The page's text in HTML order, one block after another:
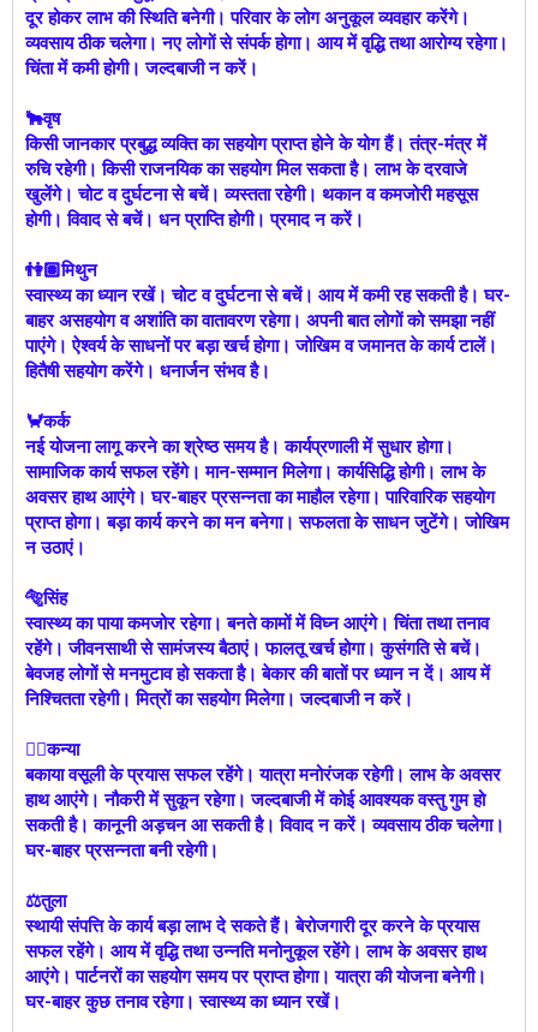
दूर होकर लाभ की स्थिति बनेगी। परिवार के लोग अनुकूल व्यवहार करेंगे।
व्यवसाय ठीक चलेगा। नए लोगों से संपर्क होगा। आय में वृद्धि तथा आरोग्य रहेगा।
चिंता में कमी होगी। जल्दबाजी न करें।
🐂वृष
किसी जानकार प्रबुद्ध व्यक्ति का सहयोग प्राप्त होने के योग हैं। तंत्र-मंत्र में
रुचि रहेगी। किसी राजनयिक का सहयोग मिल सकता है। लाभ के दरवाजे
खुलेंगे। चोट व दुर्घटना से बचें। व्यस्तता रहेगी। थकान व कमजोरी महसूस
होगी। विवाद से बचें। धन प्राप्ति होगी। प्रमाद न करें।
👫🏽मिथुन
स्वास्थ्य का ध्यान रखें। चोट व दुर्घटना से बचें। आय में कमी रह सकती है। घर-
बाहर असहयोग व अशांति का वातावरण रहेगा। अपनी बात लोगों को समझा नहीं
पाएंगे। ऐश्वर्य के साधनों पर बड़ा खर्च होगा। जोखिम व जमानत के कार्य टालें।
हितैषी सहयोग करेंगे। धनार्जन संभव है।
🦀कर्क
नई योजना लागू करने का श्रेष्ठ समय है। कार्यप्रणाली में सुधार होगा।
सामाजिक कार्य सफल रहेंगे। मान-सम्मान मिलेगा। कार्यसिद्धि होगी। लाभ के
अवसर हाथ आएंगे। घर-बाहर प्रसन्नता का माहौल रहेगा। पारिवारिक सहयोग
प्राप्त होगा। बड़ा कार्य करने का मन बनेगा। सफलता के साधन जुटेंगे। जोखिम
न उठाएं।
🐅सिंह
स्वास्थ्य का पाया कमजोर रहेगा। बनते कामों में विघ्न आएंगे। चिंता तथा तनाव
रहेंगे। जीवनसाथी से सामंजस्य बैठाएं। फालतू खर्च होगा। कुसंगति से बचें।
बेवजह लोगों से मनमुटाव हो सकता है। बेकार की बातों पर ध्यान न दें। आय में
निश्चितता रहेगी। मित्रों का सहयोग मिलेगा। जल्दबाजी न करें।
🙍‍♀️कन्या
बकाया वसूली के प्रयास सफल रहेंगे। यात्रा मनोरंजक रहेगी। लाभ के अवसर
हाथ आएंगे। नौकरी में सुकून रहेगा। जल्दबाजी में कोई आवश्यक वस्तु गुम हो
सकती है। कानूनी अड़चन आ सकती है। विवाद न करें। व्यवसाय ठीक चलेगा।
घर-बाहर प्रसन्नता बनी रहेगी।
⚖️तुला
स्थायी संपत्ति के कार्य बड़ा लाभ दे सकते हैं। बेरोजगारी दूर करने के प्रयास
सफल रहेंगे। आय में वृद्धि तथा उन्नति मनोनुकूल रहेंगे। लाभ के अवसर हाथ
आएंगे। पार्टनरों का सहयोग समय पर प्राप्त होगा। यात्रा की योजना बनेगी।
घर-बाहर कुछ तनाव रहेगा। स्वास्थ्य का ध्यान रखें।